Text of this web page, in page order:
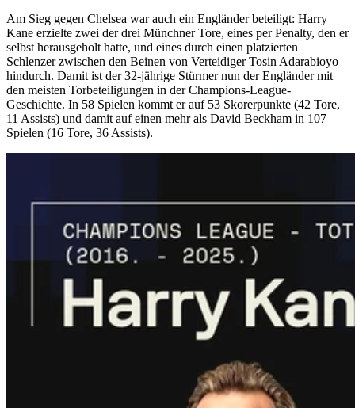
Am Sieg gegen Chelsea war auch ein Engländer beteiligt: Harry
Kane erzielte zwei der drei Münchner Tore, eines per Penalty, den er
selbst herausgeholt hatte, und eines durch einen platzierten
Schlenzer zwischen den Beinen von Verteidiger Tosin Adarabioyo
hindurch. Damit ist der 32-jährige Stürmer nun der Engländer mit
den meisten Torbeteiligungen in der Champions-League-
Geschichte. In 58 Spielen kommt er auf 53 Skorerpunkte (42 Tore,
11 Assists) und damit auf einen mehr als David Beckham in 107
Spielen (16 Tore, 36 Assists).